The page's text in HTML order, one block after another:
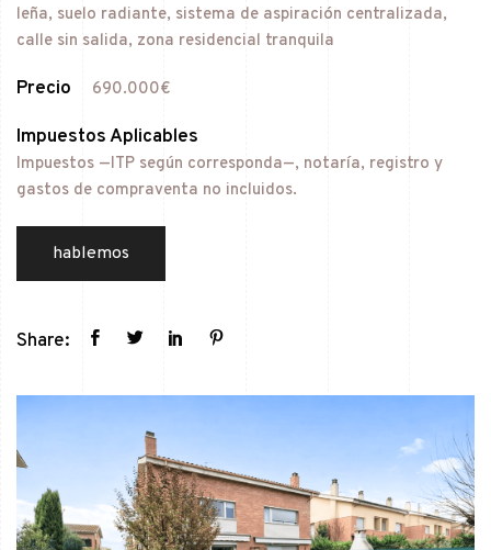
leña, suelo radiante, sistema de aspiración centralizada,
calle sin salida, zona residencial tranquila
Precio 690.000€
Impuestos Aplicables
Impuestos —ITP según corresponda—, notaría, registro y
gastos de compraventa no incluidos.
hablemos
Share: